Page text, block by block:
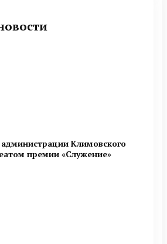
Климовского
премии «Служение»